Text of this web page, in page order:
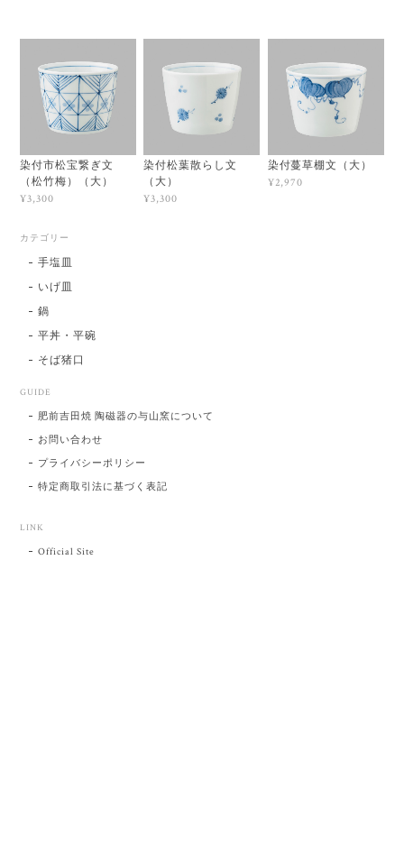
染付市松宝繋ぎ文
（松竹梅）（大）
¥3,300
染付松葉散らし文
（大）
¥3,300
染付蔓草棚文（大）
¥2,970
カテゴリー
手塩皿
いげ皿
鍋
平丼・平碗
そば猪口
GUIDE
肥前吉田焼 陶磁器の与山窯について
お問い合わせ
プライバシーポリシー
特定商取引法に基づく表記
LINK
Official Site